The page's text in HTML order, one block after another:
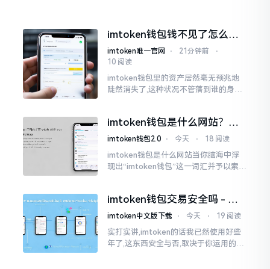
imtoken钱包钱不见了怎么
办？老用户手把手教你找回
imtoken唯一官网 ⋅ 21分钟前
⋅
10 阅读
imtoken钱包里的资产居然毫无预兆地
陡然消失了,这种状况不管落到谁的身上,
打开钱包查看时
imtoken钱包是什么网站？一
文说清楚这玩意
imtoken钱包2.0 ⋅ 今天 ⋅ 18 阅读
imtoken钱包是什么网站当你脑海中浮
现出“imtoken钱包”这一词汇并予以索求
我也曾短暂错愕
imtoken钱包交易安全吗 - 老
用户的一些心里话
imtoken中文版下载 ⋅ 今天 ⋅ 19 阅读
实打实讲,imtoken的话我已然使用好些
年了,这东西安全与否,取决于你运用的方